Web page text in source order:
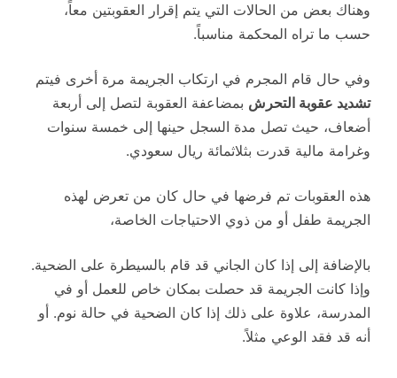
وهناك بعض من الحالات التي يتم إقرار العقوبتين معاً،
حسب ما تراه المحكمة مناسباً.
وفي حال قام المجرم في ارتكاب الجريمة مرة أخرى فيتم
تشديد عقوبة التحرش بمضاعفة العقوبة لتصل إلى أربعة
أضعاف، حيث تصل مدة السجل حينها إلى خمسة سنوات
وغرامة مالية قدرت بثلاثمائة ريال سعودي.
هذه العقوبات تم فرضها في حال كان من تعرض لهذه
الجريمة طفل أو من ذوي الاحتياجات الخاصة،
بالإضافة إلى إذا كان الجاني قد قام بالسيطرة على الضحية.
وإذا كانت الجريمة قد حصلت بمكان خاص للعمل أو في
المدرسة، علاوة على ذلك إذا كان الضحية في حالة نوم. أو
أنه قد فقد الوعي مثلاً.